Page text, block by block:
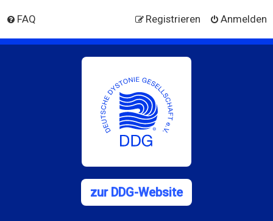
FAQ Anmelden
Registrieren
zur DDG-Website